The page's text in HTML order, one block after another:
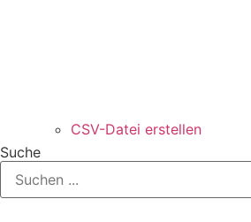
CSV-Datei erstellen
Suche